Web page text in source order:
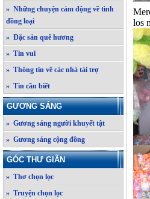
» Những chuyện cảm động về tình
đồng loại
» Đặc sản quê hương
» Tin vui
» Thông tin về các nhà tài trợ
» Tin cần biết
GƯƠNG SÁNG
» Gương sáng người khuyết tật
» Gương sáng cộng đồng
GÓC THƯ GIÃN
» Thơ chọn lọc
» Truyện chọn lọc
los